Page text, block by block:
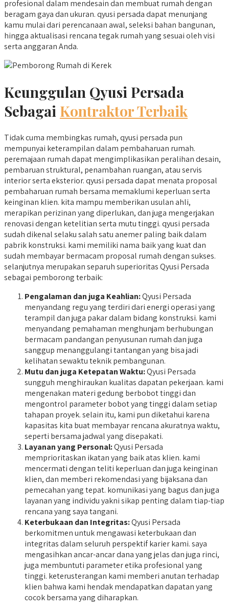
profesional dalam mendesain dan membuat rumah dengan
beragam gaya dan ukuran. qyusi persada dapat menunjang
kamu mulai dari perencanaan awal, seleksi bahan bangunan,
hingga aktualisasi rencana tegak rumah yang sesuai oleh visi
serta anggaran Anda.
Keunggulan Qyusi Persada
Sebagai Kontraktor Terbaik
Tidak cuma membingkas rumah, qyusi persada pun
mempunyai keterampilan dalam pembaharuan rumah.
peremajaan rumah dapat mengimplikasikan peralihan desain,
pembaruan struktural, penambahan ruangan, atau servis
interior serta eksterior. qyusi persada dapat menata proposal
pembaharuan rumah bersama memaklumi keperluan serta
keinginan klien. kita mampu memberikan usulan ahli,
merapikan perizinan yang diperlukan, dan juga mengerjakan
renovasi dengan ketelitian serta mutu tinggi. qyusi persada
sudah dikenal selaku salah satu anemer paling baik dalam
pabrik konstruksi. kami memiliki nama baik yang kuat dan
sudah membayar bermacam proposal rumah dengan sukses.
selanjutnya merupakan separuh superioritas Qyusi Persada
sebagai pemborong terbaik:
Pengalaman dan juga Keahlian:Qyusi Persada
menyandang regu yang terdiri dari energi operasi yang
terampil dan juga pakar dalam bidang konstruksi. kami
menyandang pemahaman menghunjam berhubungan
bermacam pandangan penyusunan rumah dan juga
sanggup menanggulangi tantangan yang bisa jadi
kelihatan sewaktu teknik pembangunan.
Mutu dan juga Ketepatan Waktu:Qyusi Persada
sungguh menghiraukan kualitas dapatan pekerjaan. kami
mengenakan materi gedung berbobot tinggi dan
mengontrol parameter bobot yang tinggi dalam setiap
tahapan proyek. selain itu, kami pun diketahui karena
kapasitas kita buat membayar rencana akuratnya waktu,
seperti bersama jadwal yang disepakati.
Layanan yang Personal:Qyusi Persada
memprioritaskan ikatan yang baik atas klien. kami
mencermati dengan teliti keperluan dan juga keinginan
klien, dan memberi rekomendasi yang bijaksana dan
pemecahan yang tepat. komunikasi yang bagus dan juga
layanan yang individu yakni sikap penting dalam tiap-tiap
rencana yang saya tangani.
Keterbukaan dan Integritas:Qyusi Persada
berkomitmen untuk mengawasi keterbukaan dan
integritas dalam seluruh perspektif karier kami. saya
mengasihkan ancar-ancar dana yang jelas dan juga rinci,
juga membuntuti parameter etika profesional yang
tinggi. keterusterangan kami memberi anutan terhadap
klien bahwa kami hendak mendapatkan dapatan yang
cocok bersama yang diharapkan.